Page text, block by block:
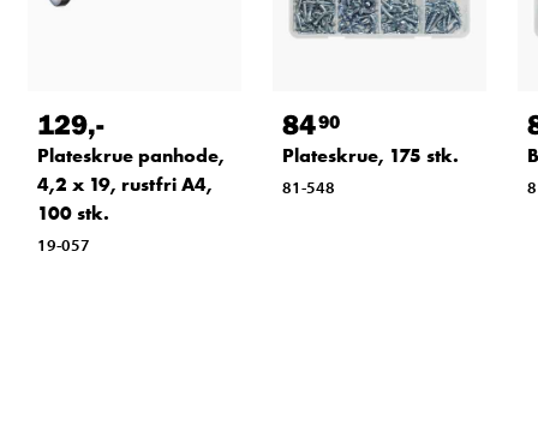
129,-
Plateskrue panhode,
4,2 x 19, rustfri A4,
100 stk.
19-057
8490
Plateskrue, 175 stk.
81-548